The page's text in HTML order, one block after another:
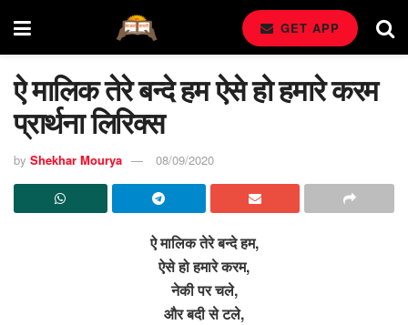
GET APP
ऐ मालिक तेरे बन्दे हम ऐसे हो हमारे करम
प्रार्थना लिरिक्स
by Shekhar Mourya 08/09/2020
ऐ मालिक तेरे बन्दे हम,
ऐसे हो हमारे करम,
नेकी पर चले,
और बदी से टले,